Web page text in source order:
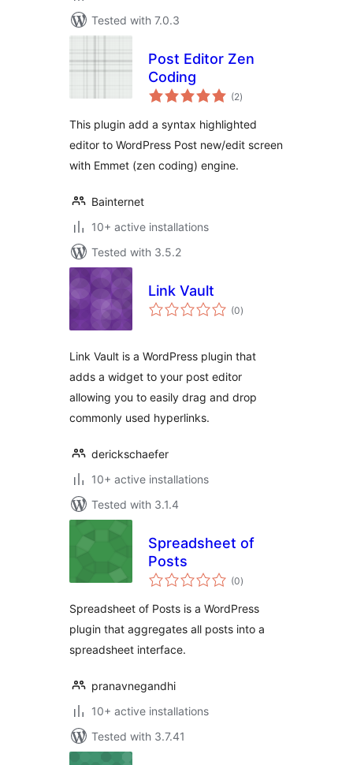
Tested with 7.0.3
Post Editor Zen
Coding
(2total
ratings
)
This plugin add a syntax highlighted
editor to WordPress Post new/edit screen
with Emmet (zen coding) engine.
Bainternet
10+ active installations
Tested with 3.5.2
Link Vault
(0total
ratings
)
Link Vault is a WordPress plugin that
adds a widget to your post editor
allowing you to easily drag and drop
commonly used hyperlinks.
derickschaefer
10+ active installations
Tested with 3.1.4
Spreadsheet of
Posts
(0total
ratings
)
Spreadsheet of Posts is a WordPress
plugin that aggregates all posts into a
spreadsheet interface.
pranavnegandhi
10+ active installations
Tested with 3.7.41